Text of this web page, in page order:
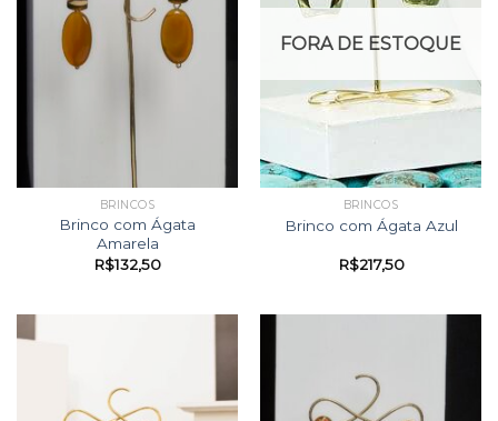
BRINCOS
Brinco com Ágata
Amarela
R$132,50
FORA DE ESTOQUE
BRINCOS
Brinco com Ágata Azul
R$217,50